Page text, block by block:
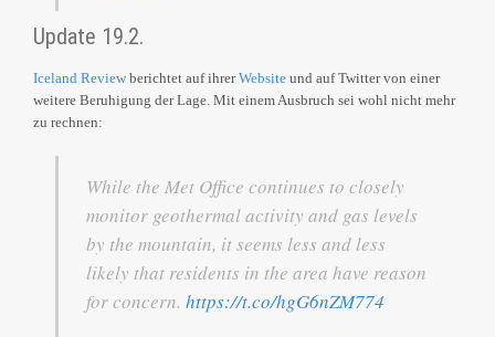
Update 19.2.
Iceland Review berichtet auf ihrerWebsite und auf Twitter von einer
weitere Beruhigung der Lage. Mit einem Ausbruch sei wohl nicht mehr
zu rechnen:
While the Met Office continues to closely
monitor geothermal activity and gas levels
by the mountain, it seems less and less
likely that residents in the area have reason
for concern. https://t.co/hgG6nZM774